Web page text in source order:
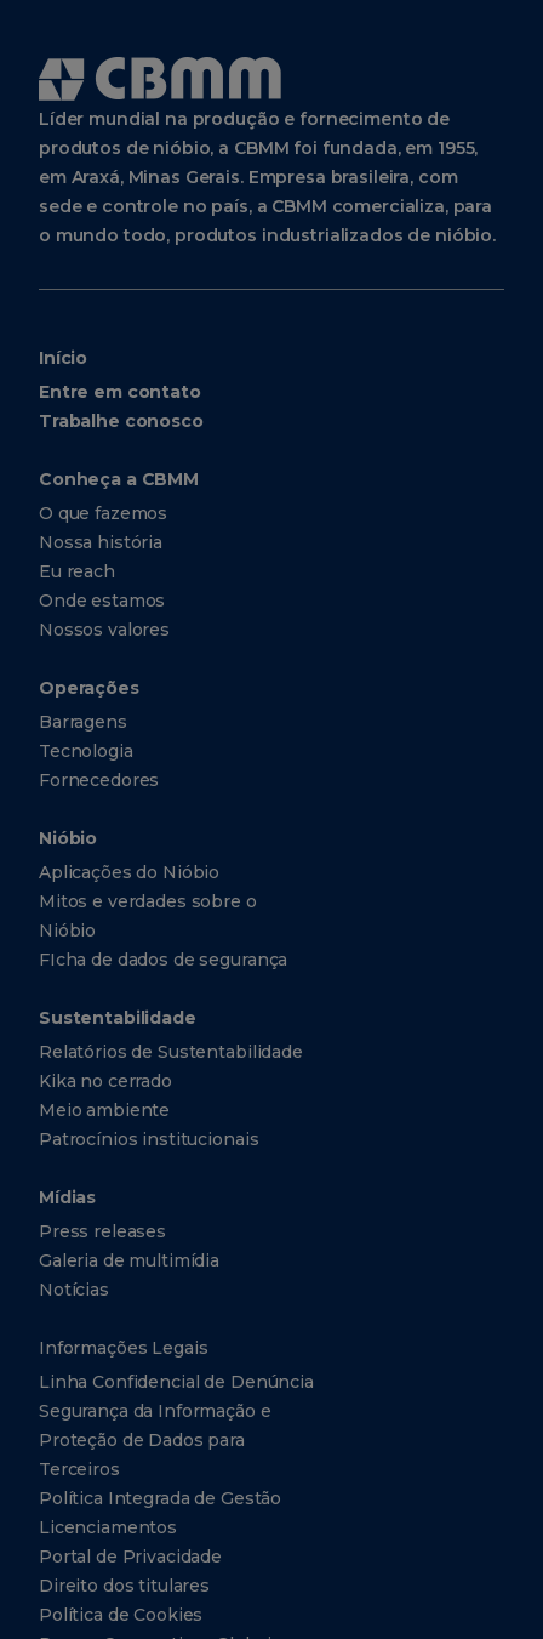
Líder mundial na produção e fornecimento de
produtos de nióbio, a CBMM foi fundada, em 1955,
em Araxá, Minas Gerais. Empresa brasileira, com
sede e controle no país, a CBMM comercializa, para
o mundo todo, produtos industrializados de nióbio.
Início
Entre em contato
Trabalhe conosco
Conheça a CBMM
O que fazemos
Nossa história
Eu reach
Onde estamos
Nossos valores
Operações
Barragens
Tecnologia
Fornecedores
Nióbio
Aplicações do Nióbio
Mitos e verdades sobre o
Nióbio
FIcha de dados de segurança
Sustentabilidade
Relatórios de Sustentabilidade
Kika no cerrado
Meio ambiente
Patrocínios institucionais
Mídias
Press releases
Galeria de multimídia
Notícias
Informações Legais
Linha Confidencial de Denúncia
Segurança da Informação e
Proteção de Dados para
Terceiros
Política Integrada de Gestão
Licenciamentos
Portal de Privacidade
Direito dos titulares
Política de Cookies